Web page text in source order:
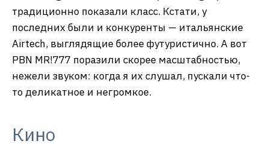
традиционно показали класс. Кстати, у
последних были и конкуренты — итальянские
Airtech, выглядящие более футуристично. А вот
PBN MR!777 поразили скорее масштабностью,
нежели звуком: когда я их слушал, пускали что-
то деликатное и негромкое.
Кино